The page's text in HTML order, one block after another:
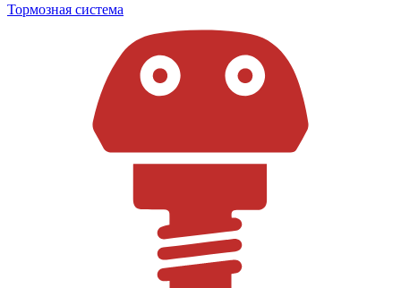
Тормозная система